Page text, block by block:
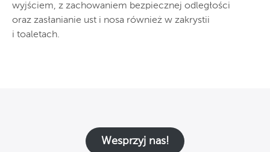
wyjściem, z zachowaniem bezpiecznej odległości
oraz zasłanianie ust i nosa również w zakrystii
i toaletach.
Wesprzyj nas!